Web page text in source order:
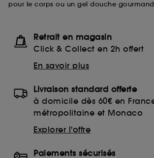
pour le corps ou un gel douche
Retrait en magasin
Click & Collect en 2h offert
En savoir plus
Livraison standard offerte
à domicile dès 60€ en
métropolitaine et Monaco
Explorer l'offre
Paiements sécurisés
navigation collectées par ces Cookies,
ou en magasin. Pour refuser tous les
sur "continuer sans accepter". Voous
moment choisir de retirer votrte
souhaitez obtenir plus d'information sur